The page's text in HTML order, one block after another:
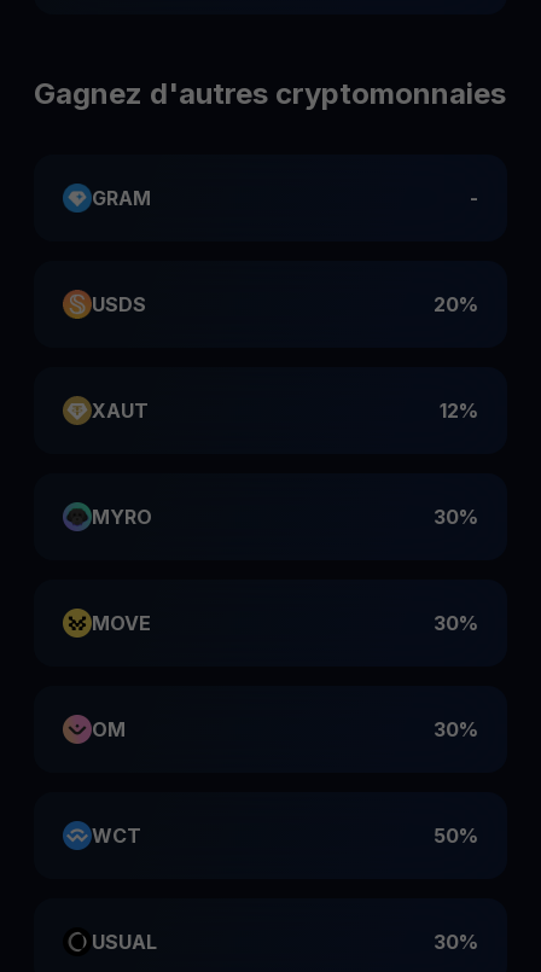
Gagnez d'autres cryptomonnaies
GRAM -
USDS 20%
XAUT 12%
MYRO 30%
MOVE 30%
OM 30%
WCT 50%
USUAL 30%